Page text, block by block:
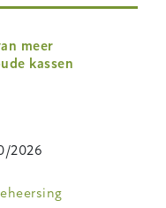
meer
kassen
2026